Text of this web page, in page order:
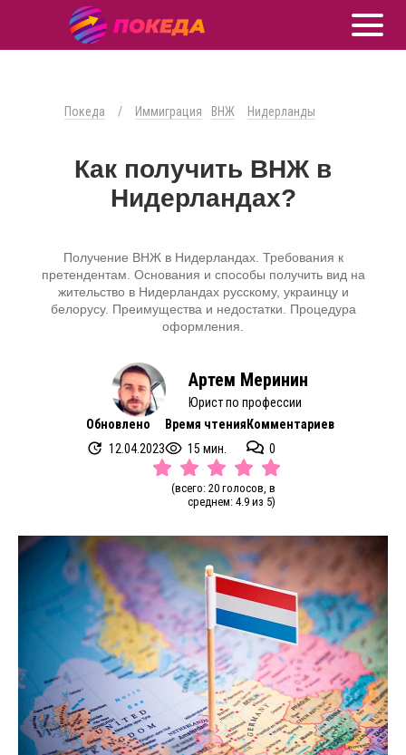
Покеда / Иммиграция ВНЖ Нидерланды
Как получить ВНЖ в
Нидерландах?
Получение ВНЖ в Нидерландах. Требования к
претендентам. Основания и способы получить вид на
жительство в Нидерландах русскому, украинцу и
белорусу. Преимущества и недостатки. Процедура
оформления.
Артем Меринин
Юрист по профессии
Обновлено
12.04.2023
Время чтения
15 мин.
Комментариев
0
(всего: 20 голосов, в
среднем: 4.9 из 5)